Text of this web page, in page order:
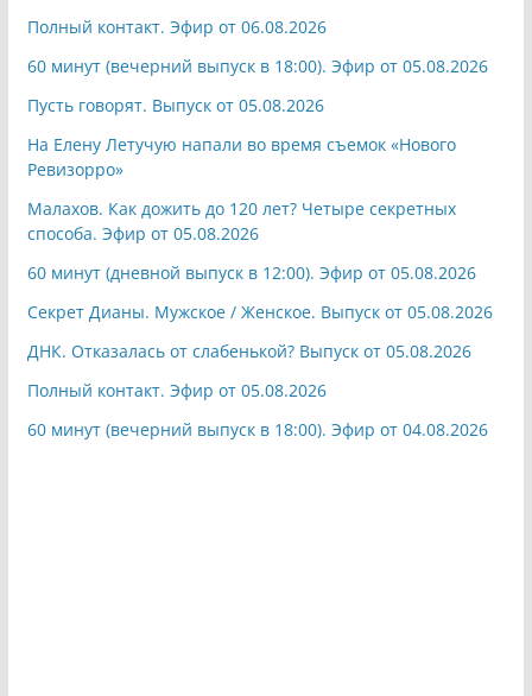
Полный контакт. Эфир от 06.08.2026
60 минут (вечерний выпуск в 18:00). Эфир от 05.08.2026
Пусть говорят. Выпуск от 05.08.2026
На Елену Летучую напали во время съемок «Нового
Ревизорро»
Малахов. Как дожить до 120 лет? Четыре секретных
способа. Эфир от 05.08.2026
60 минут (дневной выпуск в 12:00). Эфир от 05.08.2026
Секрет Дианы. Мужское / Женское. Выпуск от 05.08.2026
ДНК. Отказалась от слабенькой? Выпуск от 05.08.2026
Полный контакт. Эфир от 05.08.2026
60 минут (вечерний выпуск в 18:00). Эфир от 04.08.2026